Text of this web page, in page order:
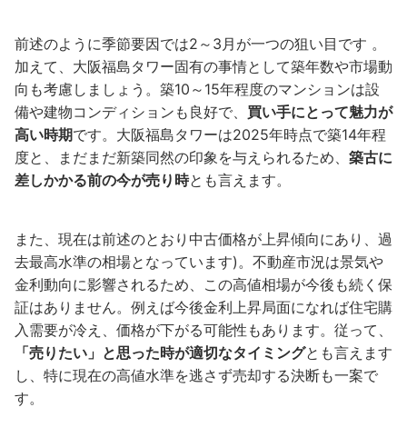
前述のように季節要因では2～3月が一つの狙い目です 。
加えて、大阪福島タワー固有の事情として築年数や市場動
向も考慮しましょう。築10～15年程度のマンションは設
備や建物コンディションも良好で、 買い手にとって魅力が
高い時期です。大阪福島タワーは2025年時点で築14年程
度と、まだまだ新築同然の印象を与えられるため、 築古に
差しかかる前の今が売り時とも言えます。
また、現在は前述のとおり中古価格が上昇傾向にあり、過
去最高水準の相場となっています)。不動産市況は景気や
金利動向に影響されるため、この高値相場が今後も続く保
証はありません。例えば今後金利上昇局面になれば住宅購
入需要が冷え、価格が下がる可能性もあります。従って、
「売りたい」と思った時が適切なタイミングとも言えます
し、特に現在の高値水準を逃さず売却する決断も一案で
す。